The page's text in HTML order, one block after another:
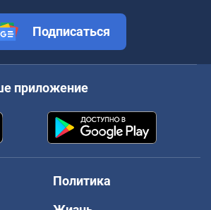
Подписаться
приложение
Политика